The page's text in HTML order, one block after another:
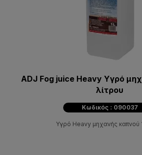
ADJ Fog juice Heavy Υγρό
λίτρου
Κωδικός : 090037
Υγρό Heavy μηχανής καπνού